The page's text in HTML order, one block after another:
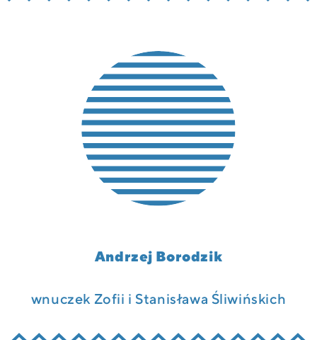
Andrzej Borodzik
wnuczek Zofii i Stanisława Śliwińskich